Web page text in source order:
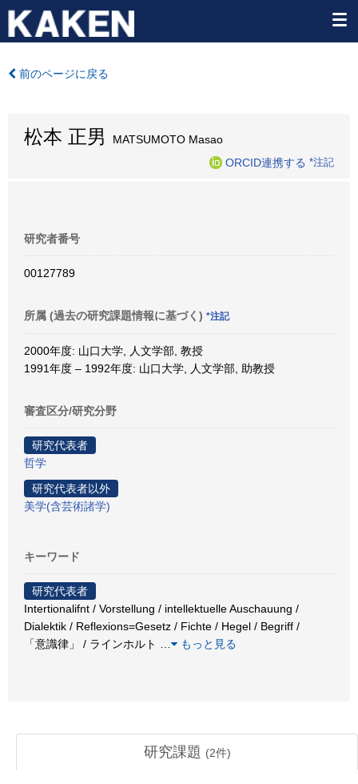
前のページに戻る
松本 正男
MATSUMOTO Masao
ORCID連携する *注記
研究者番号
00127789
所属 (過去の研究課題情報に基づく) *注記
2000年度: 山口大学, 人文学部, 教授
1991年度 – 1992年度: 山口大学, 人文学部, 助教授
審査区分/研究分野
研究代表者
哲学
研究代表者以外
美学(含芸術諸学)
キーワード
研究代表者
Intertionalifnt / Vorstellung / intellektuelle Auschauung /
Dialektik / Reflexions=Gesetz / Fichte / Hegel / Begriff /
「意識律」 / ラインホルト
もっと見る
研究課題 (2件)